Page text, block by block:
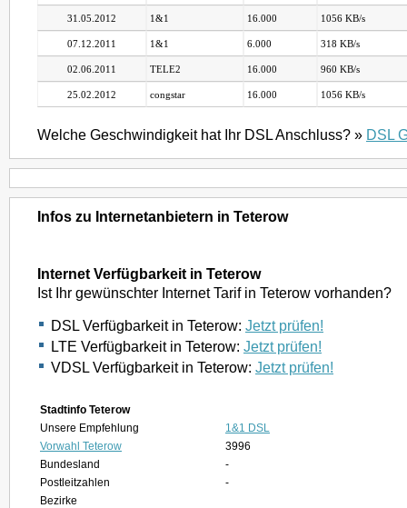
31.05.2012 1&1 16.000 1056 KB/s
07.12.2011 1&1 6.000 318 KB/s
02.06.2011 TELE2 16.000 960 KB/s
25.02.2012 congstar 16.000 1056 KB/s
Welche Geschwindigkeit hat Ihr DSL Anschluss? » DSL
Infos zu Internetanbietern in Teterow
Internet Verfügbarkeit in Teterow
Ist Ihr gewünschter Internet Tarif in Teterow vorhanden?
DSL Verfügbarkeit in Teterow: Jetzt prüfen!
LTE Verfügbarkeit in Teterow: Jetzt prüfen!
VDSL Verfügbarkeit in Teterow: Jetzt prüfen!
Stadtinfo Teterow
Unsere Empfehlung
1&1 DSL
Vorwahl Teterow
3996
Bundesland
-
Postleitzahlen
-
Bezirke